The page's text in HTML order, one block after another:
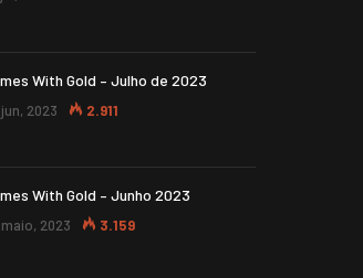
With Gold – Julho de 2023
2023 2.911
With Gold – Junho 2023
2023 3.159